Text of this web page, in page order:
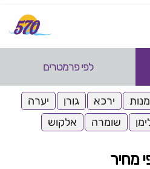
לפי פרמטרים
מנות ירכא גורן
יערה
שומרה אלקוש
מחיר